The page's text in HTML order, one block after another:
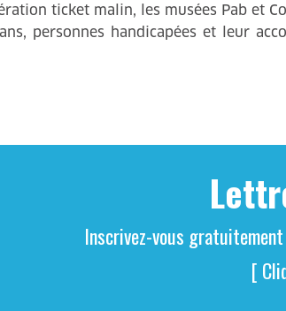
ticket malin, les musées Pab et
personnes handicapées et leur
Inscrivez-vous
[